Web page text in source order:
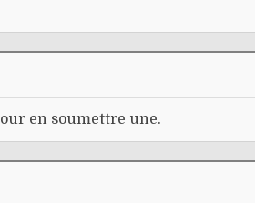
en soumettre une.